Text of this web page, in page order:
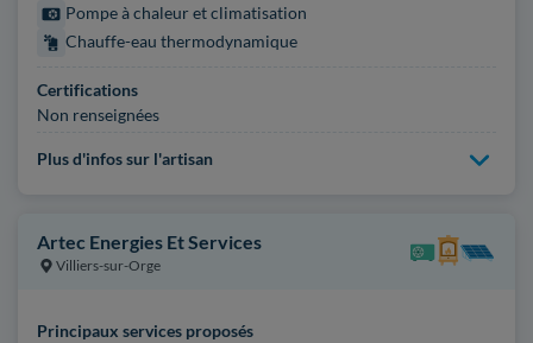
Pompe à chaleur et climatisation
Chauffe-eau thermodynamique
Certifications
Non renseignées
Plus d'infos sur l'artisan
Artec Energies Et Services
Villiers-sur-Orge
Principaux services proposés